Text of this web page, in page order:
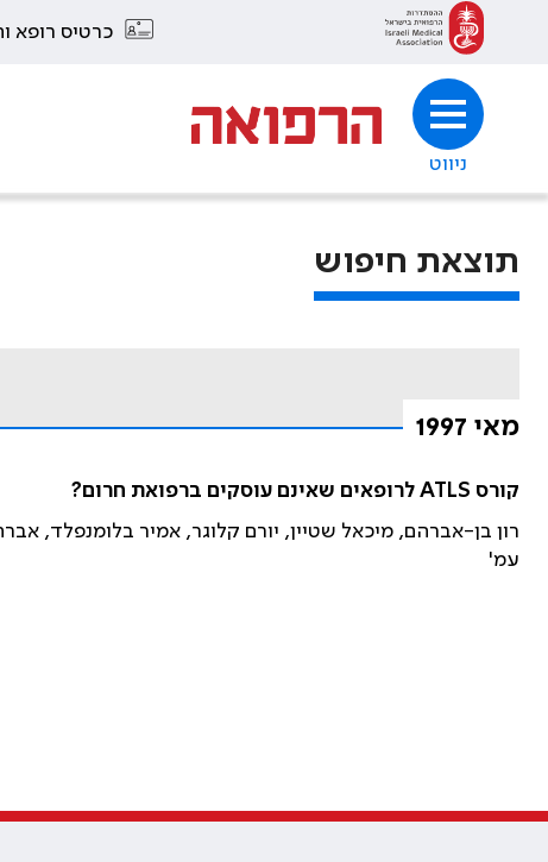
כרטיס רופא
ניווט
תוצאת חיפוש
מאי 1997
קורס ATLS לרופאים שאינם עוסקים ברפואת חרום?
רון בן-אברהם, מיכאל שטיין, יורם קלוגר, אמיר בלומנפלד,
עמ'